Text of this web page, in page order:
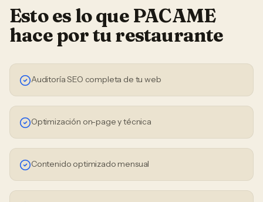
Esto es lo que PACAME
hace por turestaurante
Auditoría SEO completa de tu web
Optimización on-page y técnica
Contenido optimizado mensual